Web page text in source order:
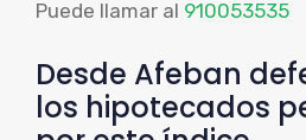
Puede llamar al 910053535
Desde Afeban
los hipotecados